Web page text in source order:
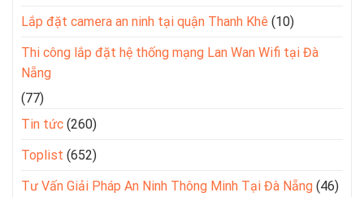
Lắp đặt camera an ninh tại quận Thanh Khê (10)
Thi công lắp đặt hệ thống mạng Lan Wan Wifi tại Đà
Nẵng
(77)
Tin tức (260)
Toplist (652)
Tư Vấn Giải Pháp An Ninh Thông Minh Tại Đà Nẵng (46)